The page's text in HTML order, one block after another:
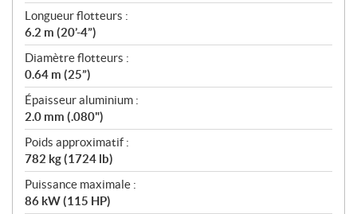
Longueur flotteurs :
6.2 m (20’-4”)
Diamètre flotteurs :
0.64 m (25”)
Épaisseur aluminium :
2.0 mm (.080")
Poids approximatif :
782 kg (1724 lb)
Puissance maximale :
86 kW (115 HP)